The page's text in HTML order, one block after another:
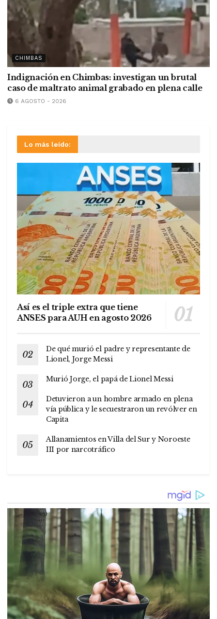
CHIMBAS
Indignación en Chimbas: investigan un brutal
caso de maltrato animal grabado en plena calle
6 AGOSTO - 2026
Lo más leído:
Así es el triple extra que tiene
ANSES para AUH en agosto 2026
De qué murió el padre y representante de
Lionel, Jorge Messi
Murió Jorge, el papá de Lionel Messi
Detuvieron a un hombre armado en plena
vía pública y le secuestraron un revólver en
Capita
Allanamientos en Villa del Sur y Noroeste
III por narcotráfico